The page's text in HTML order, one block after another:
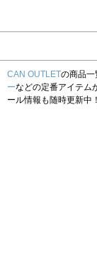
CAN OUTLETの商品一
ーなどの定番アイテム
ール情報も随時更新中